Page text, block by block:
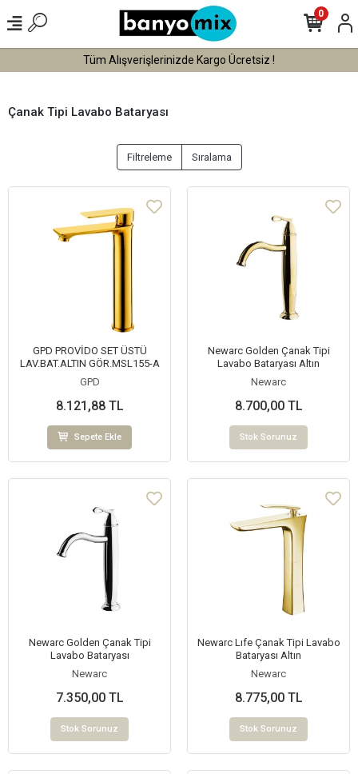
Tüm Alışverişlerinizde Vade Farksız 3 Taksit !
0
Çanak Tipi Lavabo Bataryası
Filtreleme Sıralama
GPD PROVİDO SET ÜSTÜ
LAV.BAT.ALTIN GÖR.MSL155-A
GPD
8.121,88 TL
Sepete Ekle
Newarc Golden Çanak Tipi
Lavabo Bataryası Altın
Newarc
8.700,00 TL
Stok Sorunuz
Newarc Golden Çanak Tipi
Lavabo Bataryası
Newarc
7.350,00 TL
Stok Sorunuz
Newarc Lıfe Çanak Tipi Lavabo
Bataryası Altın
Newarc
8.775,00 TL
Stok Sorunuz